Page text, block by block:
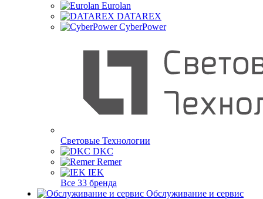
Eurolan
DATAREX
CyberPower
Световые Технологии
DKC
Remer
IEK
Все 33 бренда
Обслуживание и сервис